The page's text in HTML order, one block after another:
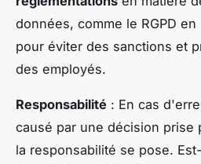
données, comme le RGPD
pour éviter des sanctions et
des employés.
Responsabilité : En cas
causé par une décision prise
la responsabilité se pose.